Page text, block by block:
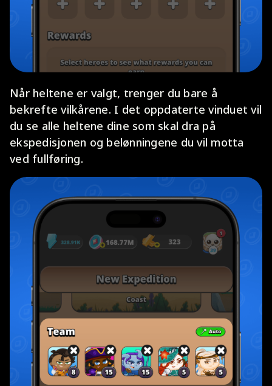
Når heltene er valgt, trenger du bare å
bekrefte vilkårene. I det oppdaterte vinduet vil
du se alle heltene dine som skal dra på
ekspedisjonen og belønningene du vil motta
ved fullføring.